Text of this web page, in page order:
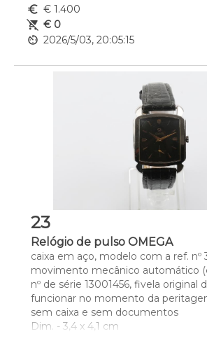
euro_symbol € 1.400
remove_shopping_cart € 0
av_timer 2026/5/03, 20:05:15
23
Relógio de pulso OMEGA
caixa em aço, modelo com a ref. nº
movimento mecânico automático
nº de série 13001456, fivela original
funcionar no momento da
sem caixa e sem documentos
Dim. - 3,4 x 4,1 cm